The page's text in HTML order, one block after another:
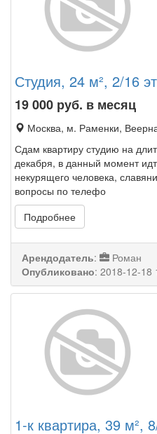
Студия, 24 м², 2/16
19 000 руб. в месяц
Москва, м. Раменки,
Сдам квартиру студию на
декабря, в данный момент
некурящего человека,
вопросы по телефо
Подробнее
Арендодатель:
Роман
Опубликовано: 2018-12-18
1-к квартира, 39 м²,